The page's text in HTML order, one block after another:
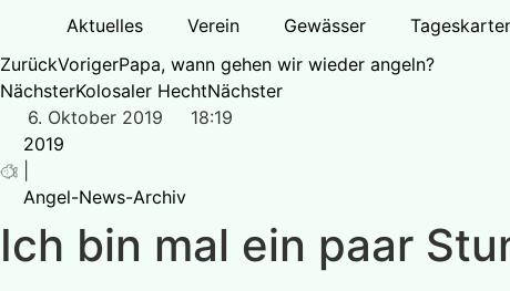
springen
Aktuelles Verein Gewässer
ZurückVorigerPapa, wann gehen wir wieder angeln?
NächsterKolosaler HechtNächster
6. Oktober 2019
18:19
2019
Angel-News-Archiv
Ich bin mal ein paar